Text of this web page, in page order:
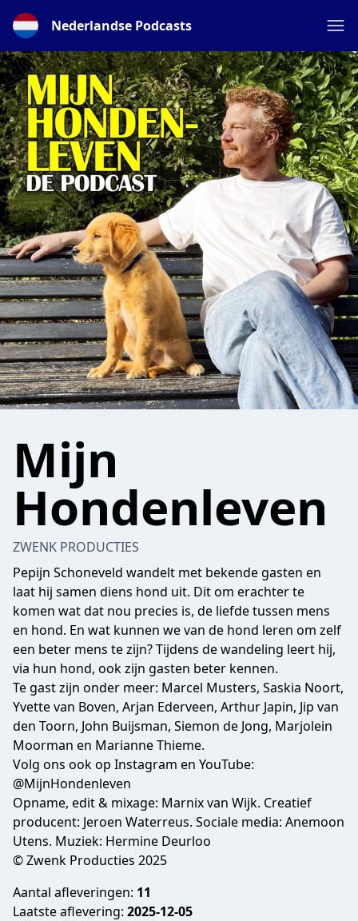
Nederlandse Podcasts
Mijn
Hondenleven
ZWENK PRODUCTIES
Pepijn Schoneveld wandelt met bekende gasten en
laat hij samen diens hond uit. Dit om erachter te
komen wat dat nou precies is, de liefde tussen mens
en hond. En wat kunnen we van de hond leren om zelf
een beter mens te zijn? Tijdens de wandeling leert hij,
via hun hond, ook zijn gasten beter kennen.
Te gast zijn onder meer: Marcel Musters, Saskia Noort,
Yvette van Boven, Arjan Ederveen, Arthur Japin, Jip van
den Toorn, John Buijsman, Siemon de Jong, Marjolein
Moorman en Marianne Thieme.
Volg ons ook op Instagram ⁠⁠en YouTube:
@MijnHondenleven⁠
Opname, edit & mixage: Marnix van Wijk. Creatief
producent: Jeroen Waterreus. Sociale media: Anemoon
Utens. Muziek: Hermine Deurloo
© Zwenk Producties 2025
Aantal afleveringen: 11
Laatste aflevering: 2025-12-05